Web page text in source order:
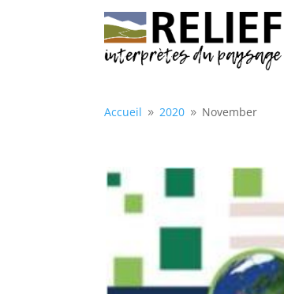
Accueil 9 2020 9 November